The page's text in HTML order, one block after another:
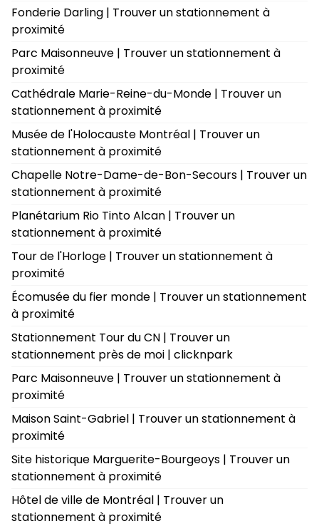
Fonderie Darling | Trouver un stationnement à
proximité
Parc Maisonneuve | Trouver un stationnement à
proximité
Cathédrale Marie-Reine-du-Monde | Trouver un
stationnement à proximité
Musée de l'Holocauste Montréal | Trouver un
stationnement à proximité
Chapelle Notre-Dame-de-Bon-Secours | Trouver un
stationnement à proximité
Planétarium Rio Tinto Alcan | Trouver un
stationnement à proximité
Tour de l'Horloge | Trouver un stationnement à
proximité
Écomusée du fier monde | Trouver un stationnement
à proximité
Stationnement Tour du CN | Trouver un
stationnement près de moi | clicknpark
Parc Maisonneuve | Trouver un stationnement à
proximité
Maison Saint-Gabriel | Trouver un stationnement à
proximité
Site historique Marguerite-Bourgeoys | Trouver un
stationnement à proximité
Hôtel de ville de Montréal | Trouver un
stationnement à proximité